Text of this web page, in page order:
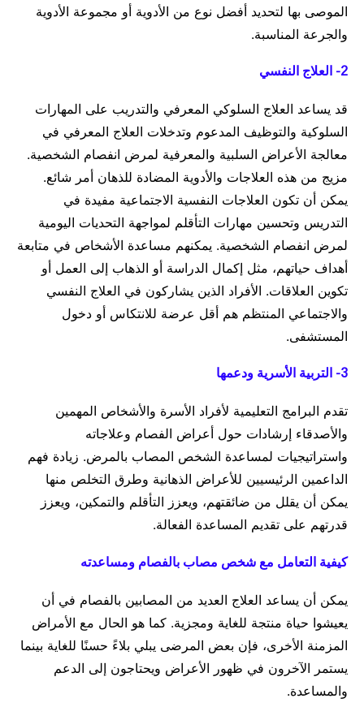
الموصى بها لتحديد أفضل نوع من الأدوية أو مجموعة الأدوية
والجرعة المناسبة.
2- العلاج النفسي
قد يساعد العلاج السلوكي المعرفي والتدريب على المهارات
السلوكية والتوظيف المدعوم وتدخلات العلاج المعرفي في
معالجة الأعراض السلبية والمعرفية لمرض انفصام الشخصية.
مزيج من هذه العلاجات والأدوية المضادة للذهان أمر شائع.
يمكن أن تكون العلاجات النفسية الاجتماعية مفيدة في
التدريس وتحسين مهارات التأقلم لمواجهة التحديات اليومية
لمرض انفصام الشخصية. يمكنهم مساعدة الأشخاص في متابعة
أهداف حياتهم، مثل إكمال الدراسة أو الذهاب إلى العمل أو
تكوين العلاقات. الأفراد الذين يشاركون في العلاج النفسي
والاجتماعي المنتظم هم أقل عرضة للانتكاس أو دخول
المستشفى.
3- التربية الأسرية ودعمها
تقدم البرامج التعليمية لأفراد الأسرة والأشخاص المهمين
والأصدقاء إرشادات حول أعراض الفصام وعلاجاته
واستراتيجيات لمساعدة الشخص المصاب بالمرض. زيادة فهم
الداعمين الرئيسيين للأعراض الذهانية وطرق التخلص منها
يمكن أن يقلل من ضائقتهم، ويعزز التأقلم والتمكين، ويعزز
قدرتهم على تقديم المساعدة الفعالة.
كيفية التعامل مع شخص مصاب بالفصام ومساعدته
يمكن أن يساعد العلاج العديد من المصابين بالفصام في أن
يعيشوا حياة منتجة للغاية ومجزية. كما هو الحال مع الأمراض
المزمنة الأخرى، فإن بعض المرضى يبلي بلاءً حسنًا للغاية بينما
يستمر الآخرون في ظهور الأعراض ويحتاجون إلى الدعم
والمساعدة.